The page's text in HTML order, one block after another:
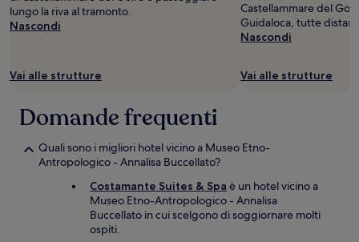
condizioni
aggiuntive.
lungo la riva al tramonto.
Nascondi
Vai alle strutture
Castellammare del
Guidaloca, tutte
Nascondi
Vai alle strutture
Domande frequenti
Quali sono i migliori hotel vicino a Museo Etno-
Antropologico - Annalisa Buccellato?
Costamante Suites & Spa è un hotel vicino a
Museo Etno-Antropologico - Annalisa
Buccellato in cui scelgono di soggiornare molti
ospiti.